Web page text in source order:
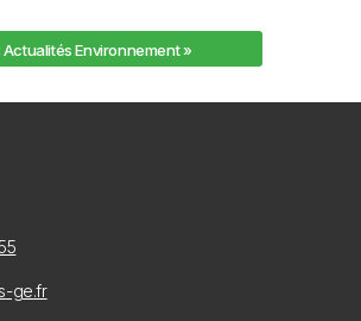
Actualités Environnement »
ge.fr